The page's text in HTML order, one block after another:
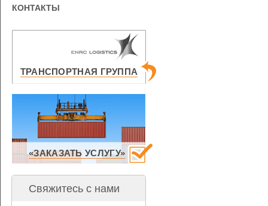
КОНТАКТЫ
ТРАНСПОРТНАЯ ГРУППА
«ЗАКАЗАТЬ УСЛУГУ»
Свяжитесь с нами